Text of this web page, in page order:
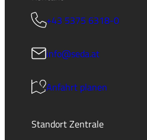
+43 5375 6318-0
info@seda.at
Anfahrt planen
Standort Zentrale